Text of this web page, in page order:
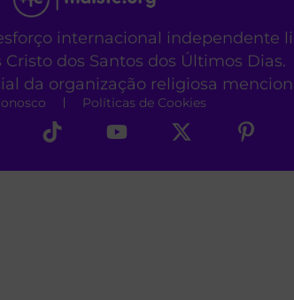
internacional independente
Cristo dos Santos dos Últimos Dias.
da organização religiosa
Políticas de Cookies